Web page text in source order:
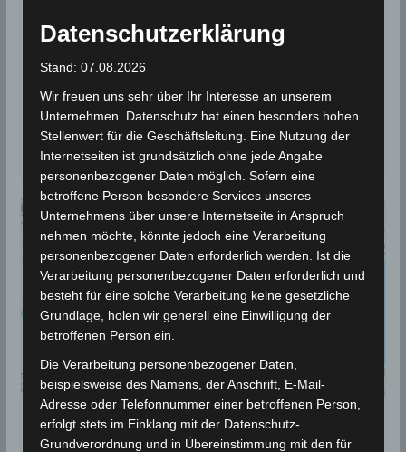
von Gafsa [M3.3]
Erdbeben,Gafsa,INM
Erdbeben-Überwachungsstationen haben am
Montag, den 22. Sep 2025, um 11.31 Uhr Ortszeit ein
leichtes Erdbeben der Stärke M3.3 auf der
BEBEN 2025
Datenschutzerklärung
Stand: 07.08.2026
Wir freuen uns sehr über Ihr Interesse an unserem
Unternehmen. Datenschutz hat einen besonders hohen
Stellenwert für die Geschäftsleitung. Eine Nutzung der
Internetseiten ist grundsätzlich ohne jede Angabe
personenbezogener Daten möglich. Sofern eine
betroffene Person besondere Services unseres
Unternehmens über unsere Internetseite in Anspruch
nehmen möchte, könnte jedoch eine Verarbeitung
personenbezogener Daten erforderlich werden. Ist die
Verarbeitung personenbezogener Daten erforderlich und
besteht für eine solche Verarbeitung keine gesetzliche
Grundlage, holen wir generell eine Einwilligung der
betroffenen Person ein.
Die Verarbeitung personenbezogener Daten,
beispielsweise des Namens, der Anschrift, E-Mail-
Adresse oder Telefonnummer einer betroffenen Person,
erfolgt stets im Einklang mit der Datenschutz-
Grundverordnung und in Übereinstimmung mit den für